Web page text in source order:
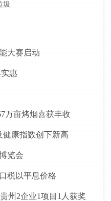
圾
大赛启动
惠
万亩烤烟喜获丰收
健康指数创下新高
览会
税以平息价格
州2企业1项目1人获奖